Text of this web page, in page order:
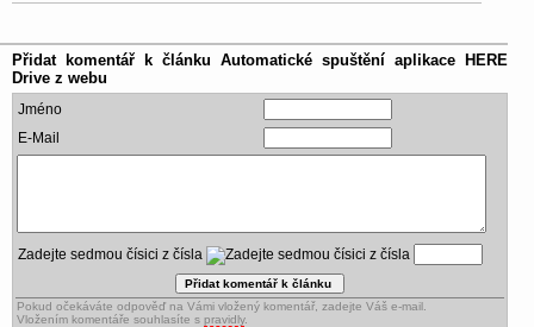
Přidat komentář k článkuAutomatické spuštění aplikace HERE
Drive z webu
Jméno
E-Mail
Zadejte sedmou čísici z čísla
Pokud očekáváte odpověď na Vámi vložený komentář, zadejte Váš e-mail.
Vložením komentáře souhlasíte s pravidly.